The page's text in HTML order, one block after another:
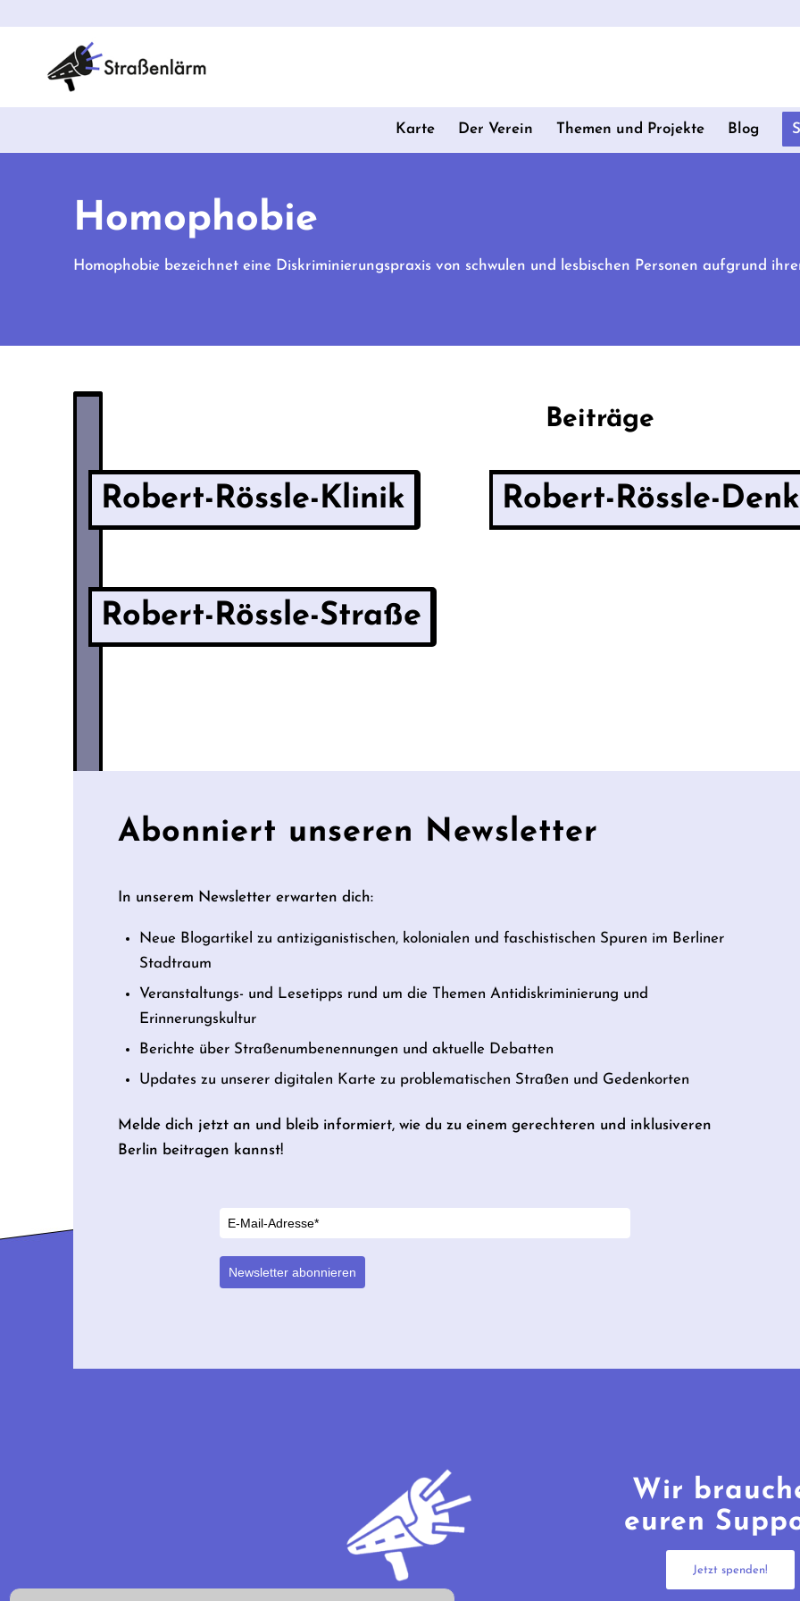
Karte Der Verein Themen und Projekte Blog
Homophobie
Homophobie bezeichnet eine Diskriminierungspraxis von schwulen und lesbischen Personen aufgrund
Beiträge
Robert-Rössle-Klinik Robert-Rössle-
Robert-Rössle-Straße
Abonniert unseren Newsletter
In unserem Newsletter erwarten dich:
Neue Blogartikel zu antiziganistischen, kolonialen und faschistischen Spuren im Berliner
Stadtraum
Veranstaltungs- und Lesetipps rund um die Themen Antidiskriminierung und
Erinnerungskultur
Berichte über Straßenumbenennungen und aktuelle Debatten
Updates zu unserer digitalen Karte zu problematischen Straßen und Gedenkorten
Melde dich jetzt an und bleib informiert, wie du zu einem gerechteren und inklusiveren
Berlin beitragen kannst!
Newsletter abonnieren
Wir
euren
Jetzt spenden!